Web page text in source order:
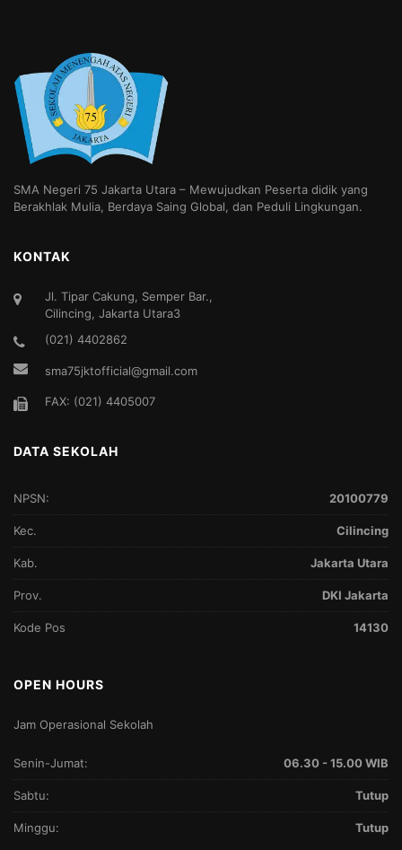
SMA Negeri 75 Jakarta Utara – Mewujudkan Peserta didik yang
Berakhlak Mulia, Berdaya Saing Global, dan Peduli Lingkungan.
KONTAK
Jl. Tipar Cakung, Semper Bar.,
Cilincing, Jakarta Utara3
(021) 4402862
sma75jktofficial@gmail.com
FAX: (021) 4405007
DATA SEKOLAH
NPSN: 20100779
Kec. Cilincing
Kab. Jakarta Utara
Prov. DKI Jakarta
Kode Pos 14130
OPEN HOURS
Jam Operasional Sekolah
Senin-Jumat: 06.30 - 15.00 WIB
Sabtu: Tutup
Minggu: Tutup